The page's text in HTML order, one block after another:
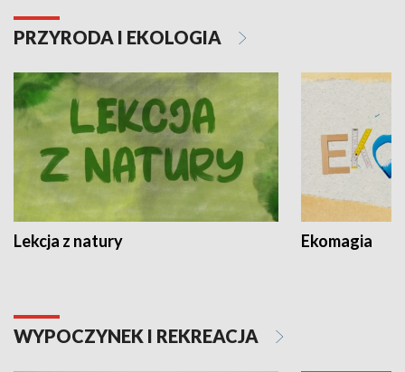
PRZYRODA I EKOLOGIA
Lekcja z natury Ekomagia
WYPOCZYNEK I REKREACJA